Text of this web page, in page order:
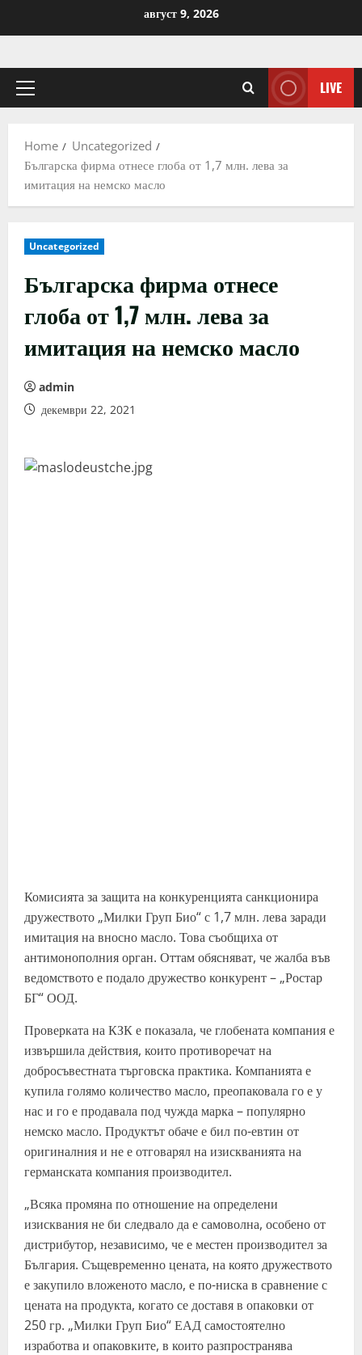
август 9, 2026
Primary
LIVE
Home
Uncategorized
Българска фирма отнесе глоба от 1,7 млн. лева за
имитация на немско масло
Uncategorized
Българска фирма отнесе
глоба от 1,7 млн. лева за
имитация на немско масло
admin
декември 22, 2021
Комисията за защита на конкуренцията санкционира
дружеството „Милки Груп Био“ с 1,7 млн. лева заради
имитация на вносно масло. Това съобщиха от
антимонополния орган. Оттам обясняват, че жалба във
ведомството е подало дружество конкурент – „Ростар
БГ“ ООД.
Проверката на КЗК е показала, че глобената компания е
извършила действия, които противоречат на
добросъвестната търговска практика. Компанията е
купила голямо количество масло, преопаковала го е у
нас и го е продавала под чужда марка – популярно
немско масло. Продуктът обаче е бил по-евтин от
оригиналния и не е отговарял на изискванията на
германската компания производител.
„Всяка промяна по отношение на определени
изисквания не би следвало да е самоволна, особено от
дистрибутор, независимо, че е местен производител за
България. Същевременно цената, на която дружеството
е закупило вложеното масло, е по-ниска в сравнение с
цената на продукта, когато се доставя в опаковки от
250 гр. „Милки Груп Био“ ЕАД самостоятелно
изработва и опаковките, в които разпространява